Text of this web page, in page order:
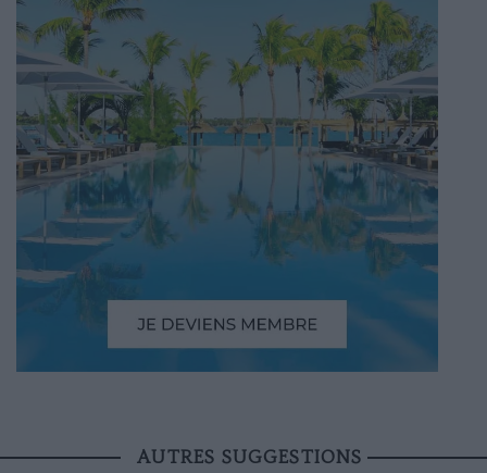
AUTRES SUGGESTIONS